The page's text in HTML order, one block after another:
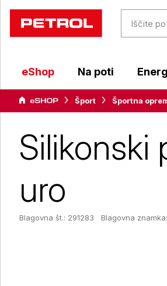
eShop Na poti
Šport Športna
Silikonski
uro
Blagovna št.: 291283 Blagovna znamka: